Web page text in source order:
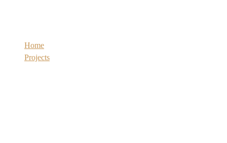
Home
Projects